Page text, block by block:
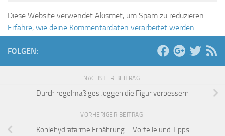
Diese Website verwendet Akismet, um Spam zu reduzieren.
Erfahre, wie deine Kommentardaten verarbeitet werden.
FOLGEN:
NÄCHSTER BEITRAG
Durch regelmäßiges Joggen die Figur verbessern
VORHERIGER BEITRAG
Kohlehydratarme Ernährung – Vorteile und Tipps